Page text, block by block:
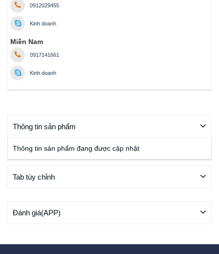
0912029455
Kinh doanh
Miền Nam
0917141661
Kinh doanh
Thông tin sản phẩm
Thông tin sản phẩm đang được cập nhật
Tab tùy chỉnh
Đánh giá(APP)